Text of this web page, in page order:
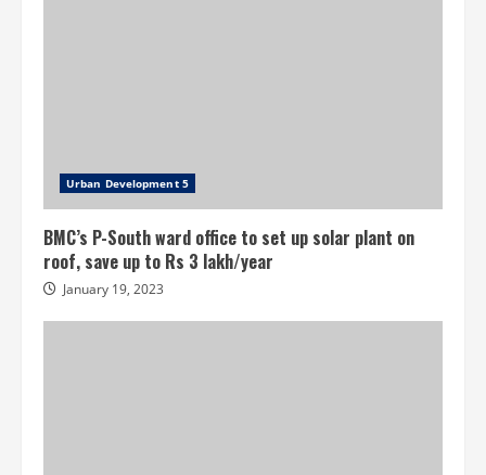
Urban Development 5
BMC’s P-South ward office to set up solar plant on
roof, save up to Rs 3 lakh/year
January 19, 2023